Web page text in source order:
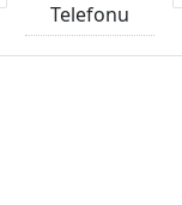
Telefonu